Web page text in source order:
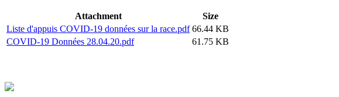
Attachment
Size
Liste d'appuis COVID-19 données sur la race.pdf 66.44 KB
COVID-19 Données 28.04.20.pdf
61.75 KB